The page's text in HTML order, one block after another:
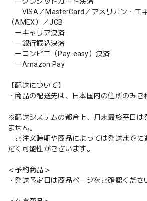
VISA／MasterCard／アメリカン・エ
（AMEX）／JCB
ーキャリア決済
ー銀行振込決済
ーコンビニ（Pay-easy）決済
ーAmazon Pay
【配送について】
・商品の配送先は、日本国内の住所のみご
※配送システムの都合上、月末最終平日は
ません。
ご注文時期や商品によっては発送までに
だく可能性がございます。
＜予約商品＞
・発送予定日は商品ページをご確認くださ